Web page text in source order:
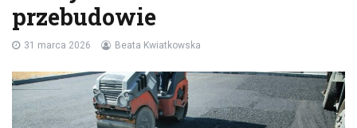
przebudowie
31 marca 2026 Beata Kwiatkowska